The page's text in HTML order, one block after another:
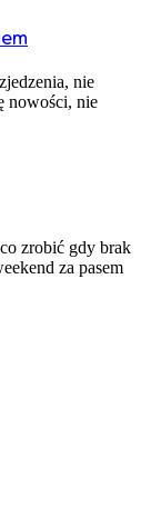
nie
nowości, nie
zrobić gdy brak
za pasem